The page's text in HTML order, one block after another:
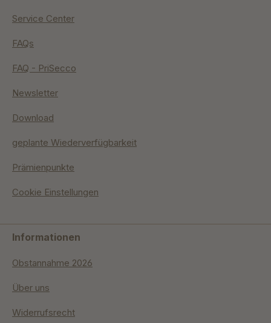
Service Center
FAQs
FAQ - PriSecco
Newsletter
Download
geplante Wiederverfügbarkeit
Prämienpunkte
Cookie Einstellungen
Informationen
Obstannahme 2026
Über uns
Widerrufsrecht